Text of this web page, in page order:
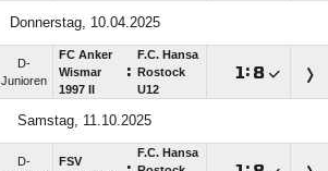
Donnerstag, 10.04.2025
D-
Junioren
FC Anker
Wismar
1997 II
:
F.C. Hansa
Rostock
U12
: 
Samstag, 11.10.2025
D-
FSV
F.C. Hansa